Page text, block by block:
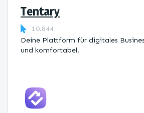
Tentary
10.844
Deine Plattform für digitales
und komfortabel.